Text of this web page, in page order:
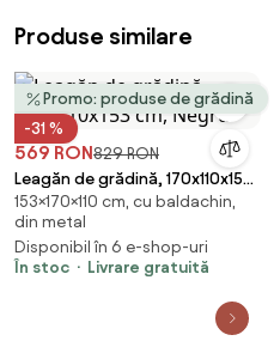
Produse similare
Promo: produse de grădină
-31 %
569 RON829 RON
Leagăn de grădină, 170x110x153
cm, Negru
153×170×110 cm, cu baldachin,
din metal
Disponibil în 6 e-shop-uri
În stoc
Livrare gratuită